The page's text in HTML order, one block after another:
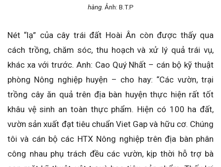
hàng. Ảnh: B.T.P
Nét “lạ” của cây trái đất Hoài Ân còn được thấy qua
cách trồng, chăm sóc, thu hoạch và xử lý quả trái vụ,
khác xa với trước. Anh: Cao Quý Nhất – cán bộ kỹ thuật
phòng Nông nghiệp huyện – cho hay: “Các vườn, trại
trồng cây ăn quả trên địa bàn huyện thực hiện rất tốt
khâu vệ sinh an toàn thực phẩm. Hiện có 100 ha đất,
vườn sản xuất đạt tiêu chuẩn Viet Gap và hữu cơ. Chúng
tôi và cán bộ các HTX Nông nghiệp trên địa bàn phân
công nhau phụ trách đều các vườn, kịp thời hỗ trợ bà